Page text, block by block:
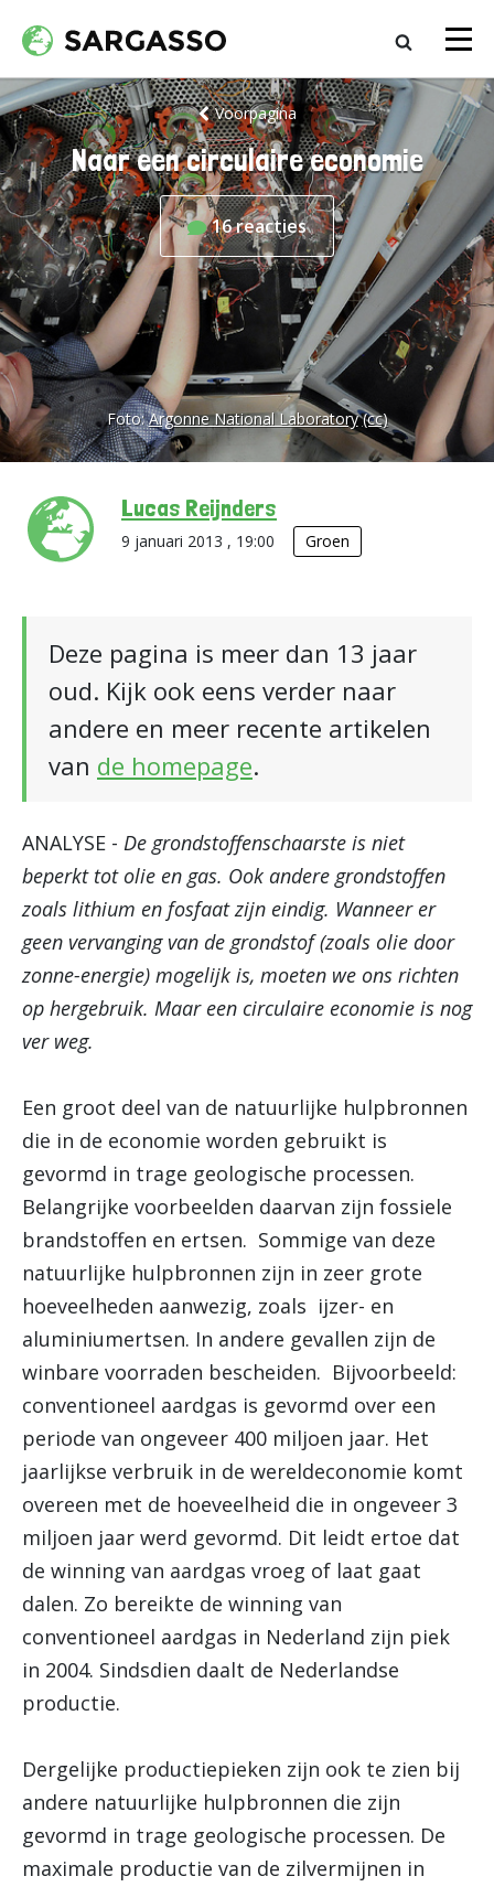
Voorpagina
Naar een circulaire economie
16reacties
Foto:Argonne National Laboratory (cc)
Lucas Reijnders
9 januari 2013 , 19:00 Groen
Deze pagina is meer dan 13 jaar
oud. Kijk ook eens verder naar
andere en meer recente artikelen
van de homepage.
ANALYSE - De grondstoffenschaarste is niet
beperkt tot olie en gas. Ook andere grondstoffen
zoals lithium en fosfaat zijn eindig. Wanneer er
geen vervanging van de grondstof (zoals olie door
zonne-energie) mogelijk is, moeten we ons richten
op hergebruik. Maar een circulaire economie is nog
ver weg.
Een groot deel van de natuurlijke hulpbronnen
die in de economie worden gebruikt is
gevormd in trage geologische processen.
Belangrijke voorbeelden daarvan zijn fossiele
brandstoffen en ertsen. Sommige van deze
natuurlijke hulpbronnen zijn in zeer grote
hoeveelheden aanwezig, zoals ijzer- en
aluminiumertsen. In andere gevallen zijn de
winbare voorraden bescheiden. Bijvoorbeeld:
conventioneel aardgas is gevormd over een
periode van ongeveer 400 miljoen jaar. Het
jaarlijkse verbruik in de wereldeconomie komt
overeen met de hoeveelheid die in ongeveer 3
miljoen jaar werd gevormd. Dit leidt ertoe dat
de winning van aardgas vroeg of laat gaat
dalen. Zo bereikte de winning van
conventioneel aardgas in Nederland zijn piek
in 2004. Sindsdien daalt de Nederlandse
productie.
Dergelijke productiepieken zijn ook te zien bij
andere natuurlijke hulpbronnen die zijn
gevormd in trage geologische processen. De
maximale productie van de zilvermijnen in